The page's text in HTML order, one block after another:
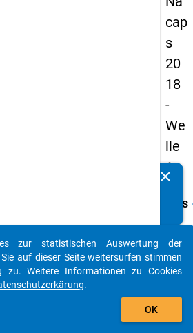
cap
s
20
18
-
We
lle
1
Details
B03.1
clear
auto_stories
add_shopping_cart
zur statistischen Auswertung der
auf dieser Seite weitersurfen stimmen
zu. Weitere Informationen zu Cookies
.
OK